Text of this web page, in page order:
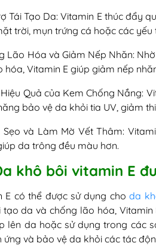
Tái Tạo Da: Vitamin E thúc đẩy
trời, mụn trứng cá hoặc các yếu
Lão Hóa và Giảm Nếp Nhăn:
hóa, Vitamin E giúp giảm nếp
Hiệu Quả của Kem Chống Nắng:
bảo vệ da khỏi tia UV, giảm
Sẹo và Làm Mờ Vết Thâm:
da trông đều màu hơn.
khô bôi vitamin E
E có thể được sử dụng choda
tạo da và chống lão hóa,
lên da hoặc sử dụng trong các
ứng và bảo vệ da khỏi các tác